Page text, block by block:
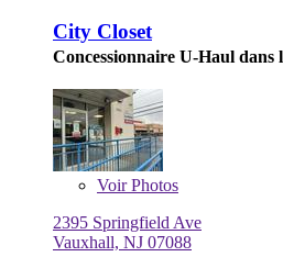
City Closet
Concessionnaire U-Haul dans
VoirPhotos
2395 Springfield Ave
Vauxhall, NJ 07088